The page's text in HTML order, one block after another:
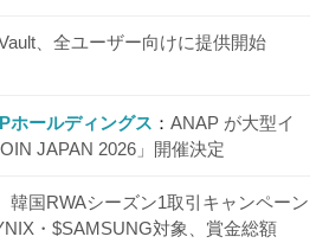
、全ユーザー向けに提供開始
ホールディングス
ANAP が大型イ
JAPAN 2026」開催決定
韓国RWAシーズン1取引キャンペーン
・$SAMSUNG対象、賞金総額